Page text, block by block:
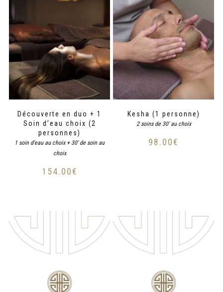
Découverte en duo + 1
Soin d’eau choix (2
personnes)
1 soin d'eau au choix + 30' de soin au
choix
154.00€
Kesha (1 personne)
2 soins de 30' au choix
98.00€